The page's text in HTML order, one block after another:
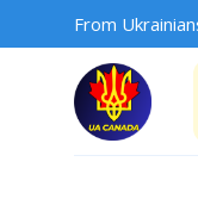
From